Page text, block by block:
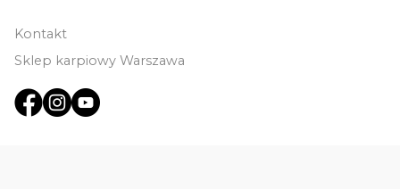
Kontakt
Sklep karpiowy Warszawa